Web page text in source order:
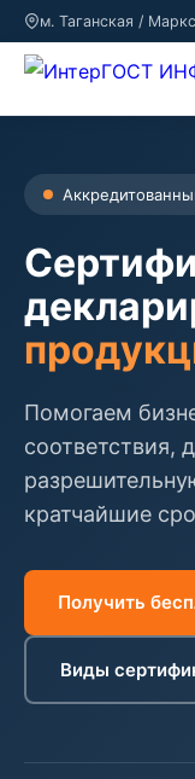
м. Таганская /
Помогаем
соответствия,
кратчайшие
Получить
Виды